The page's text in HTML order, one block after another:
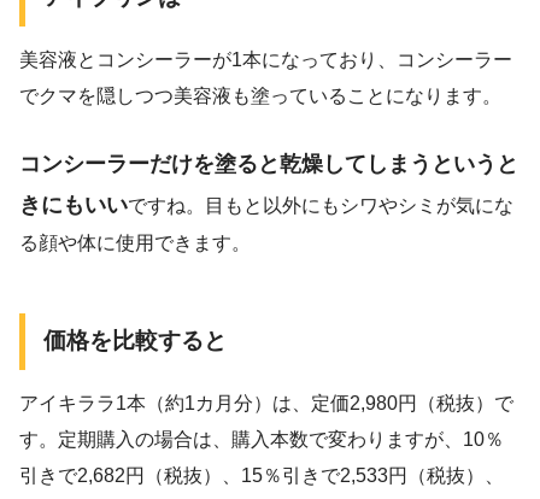
美容液とコンシーラーが1本になっており、コンシーラー
でクマを隠しつつ美容液も塗っていることになります。
コンシーラーだけを塗ると乾燥してしまうというと
きにもいいですね。目もと以外にもシワやシミが気にな
る顔や体に使用できます。
価格を比較すると
アイキララ1本（約1カ月分）は、定価2,980円（税抜）で
す。定期購入の場合は、購入本数で変わりますが、10％
引きで2,682円（税抜）、15％引きで2,533円（税抜）、